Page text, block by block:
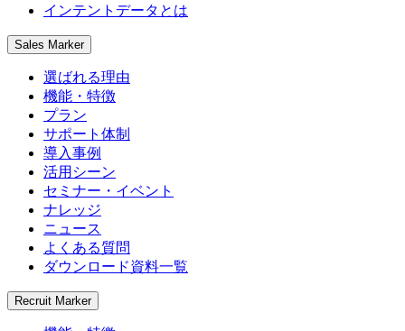
インテントデータとは
Sales Marker
選ばれる理由
機能・特徴
プラン
サポート体制
導入事例
活用シーン
セミナー・イベント
ナレッジ
ニュース
よくある質問
ダウンロード資料一覧
Recruit Marker